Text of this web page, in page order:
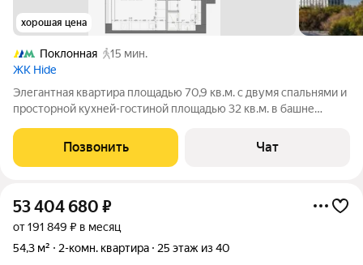
хорошая цена
Поклонная
15 мин.
ЖК Hide
Элегантная квартира площадью 70,9 кв.м. с двумя спальнями и
просторной кухней-гостиной площадью 32 кв.м. в башне
выполнена безупречная отделка с использованием
качественных отделочных
Позвонить Чат
53 404 680 ₽
от 191 849 ₽ в месяц
54,3 м²
2-комн. квартира 25 этаж из 40